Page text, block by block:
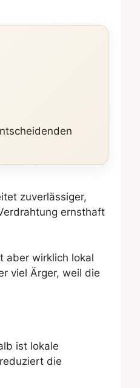
zuverlässiger,
ernsthaft
aber wirklich lokal
viel Ärger, weil die
ist lokale
die